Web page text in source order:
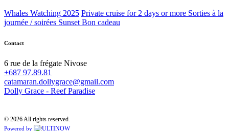
Whales Watching 2025 Private cruise for 2 days or more Sorties à la
journée / soirées Sunset Bon cadeau
Contact
6 rue de la frégate Nivose
+687 97.89.81
catamaran.dollygrace@gmail.com
Dolly Grace - Reef Paradise
© 2026 All rights reserved.
Powered by